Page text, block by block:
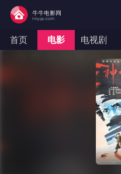
首页 电影 电视剧